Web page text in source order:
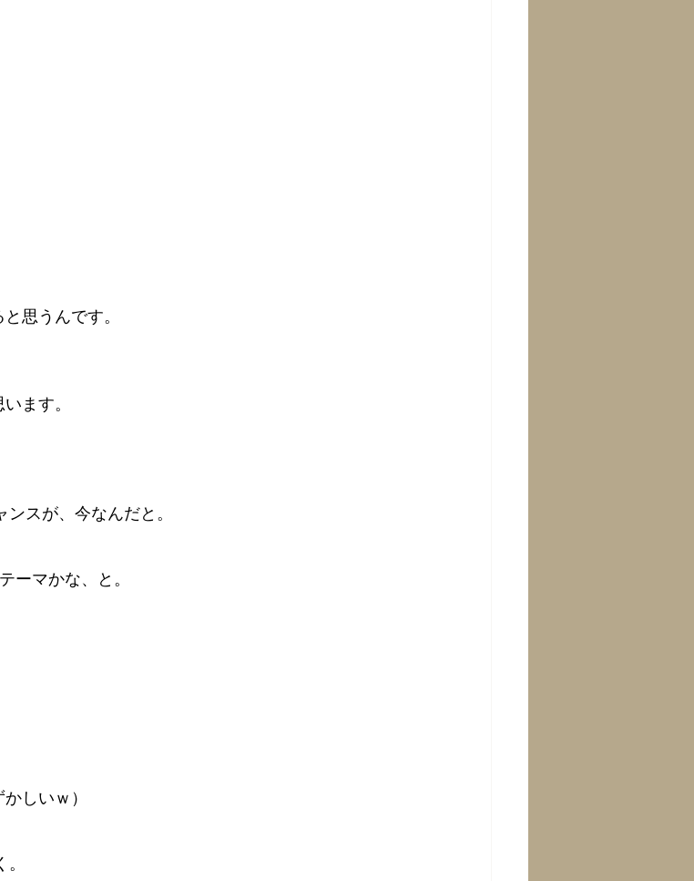
思うんです。
ます。
スが、今なんだと。
ーマかな、と。
かしいｗ）
。